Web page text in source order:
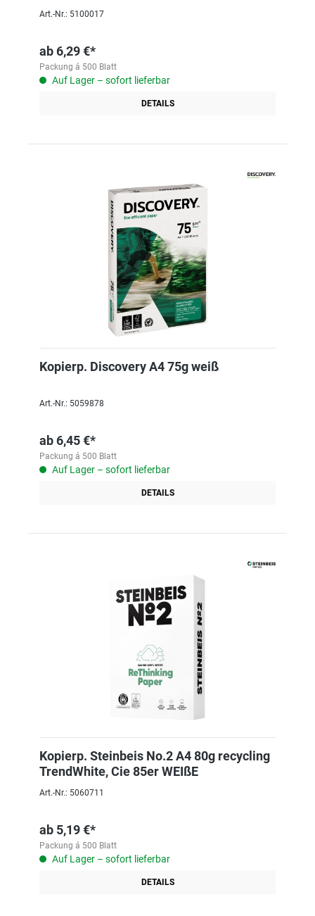
Art.-Nr.: 5100017
ab6,29 €*
Packung á 500 Blatt
Auf Lager – sofort lieferbar
DETAILS
Kopierp. Discovery A4 75g weiß
Art.-Nr.: 5059878
ab6,45 €*
Packung á 500 Blatt
Auf Lager – sofort lieferbar
DETAILS
Kopierp. Steinbeis No.2 A4 80g recycling
TrendWhite, Cie 85er WEIßE
Art.-Nr.: 5060711
ab 5,19 €*
Packung á 500 Blatt
Auf Lager – sofort lieferbar
DETAILS